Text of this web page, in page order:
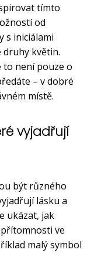
tímto
od
s iniciálami
druhy květin.
to není pouze o
– v dobré
místě.
vyjadřují
být různého
lásku a
ukázat, jak
ve
malý symbol